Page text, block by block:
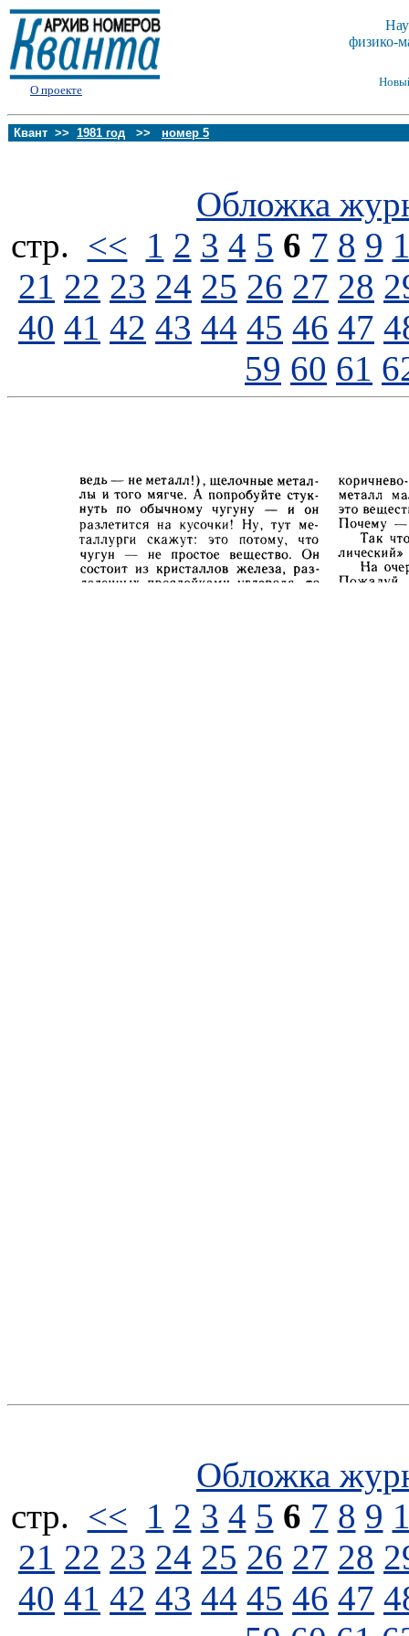
О проекте
физико-
Квант >> 1981 год >> номер 5
Обложка
стp. << 1 2 3 4 5 6 7 8 9
21 22 23 24 25 26 27 28
40 41 42 43 44 45 46 47
59 60 61
Обложка
стp. << 1 2 3 4 5 6 7 8 9
21 22 23 24 25 26 27 28
40 41 42 43 44 45 46 47